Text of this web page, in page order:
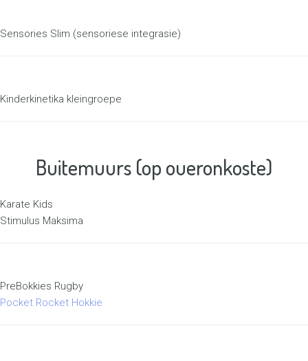
Sensories Slim (sensoriese integrasie)
Kinderkinetika kleingroepe
Buitemuurs (op oueronkoste)
Karate Kids
Stimulus Maksima
PreBokkies Rugby
Pocket Rocket Hokkie